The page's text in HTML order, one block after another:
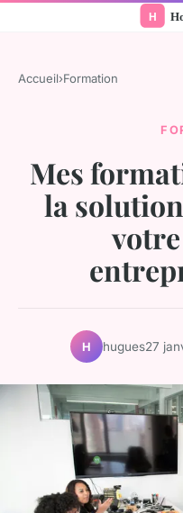
Accueil›Formation
Mes
la
H hugues27